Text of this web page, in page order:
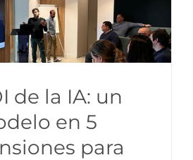
de la IA: un
en 5
para